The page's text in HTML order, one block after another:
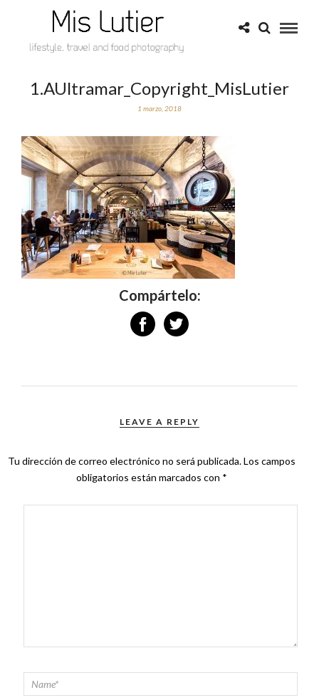
1.AUltramar_Copyright_MisLutier
1 marzo, 2018
Compártelo:
LEAVE A REPLY
Tu dirección de correo electrónico no será publicada.Los campos
obligatorios están marcados con *